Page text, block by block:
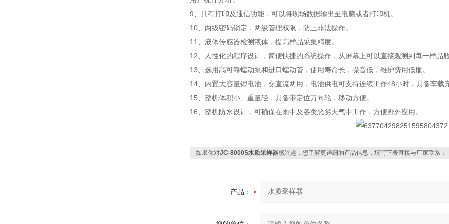
9、具有打印及通信功能，可以将现场数据输出至电脑或者打印机。
10、两级密码锁定，两级管理权限，防止非法操作。
11、液体传感器检测液体，提高样品采集精度。
12、人性化的程序设计，简便快捷的系统操作，从屏幕上可以直接观测到每一样品瓶
13、选用高可靠蠕动泵和进口蠕动管，使用寿命长，噪音低，维护费用低廉。
14、内置大容量锂电池，交直流两用，电池供电可支持连续工作48小时，具备车载
15、整机体积小、重量轻，具备带定位万向轮，移动方便。
16、整机防水设计，可确保在雨中及各类恶劣天气中工作，方便野外应用。
如果你对JC-8000S水质采样器感兴趣，想了解更详细的产品信息，填写下表直接与厂家联系：
产品：